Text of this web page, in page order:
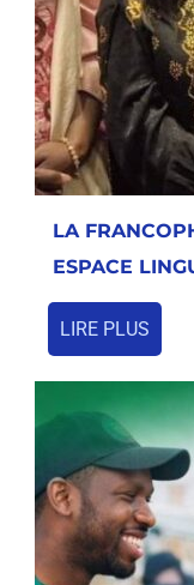
LA
ESPACE
LIRE PLUS